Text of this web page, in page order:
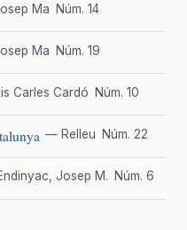
Ma Núm. 14
Ma Núm. 19
Carles Cardó Núm. 10
— Relleu Núm. 22
Josep M. Núm. 6